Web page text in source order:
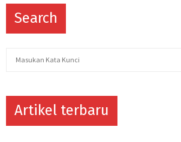
Search
Artikel terbaru